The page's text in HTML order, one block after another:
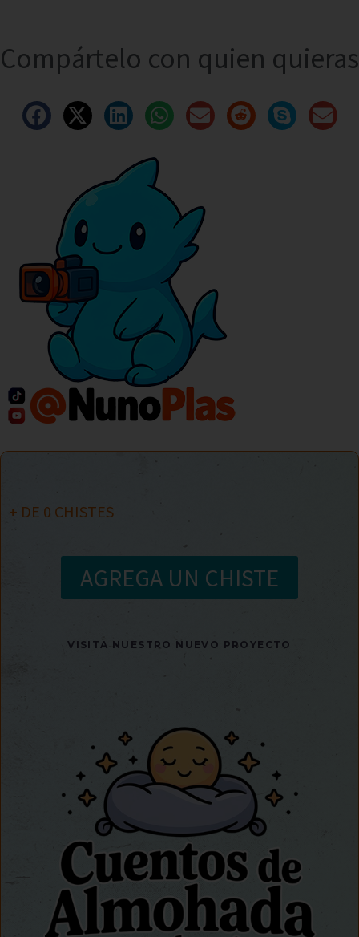
Compártelo con quien quieras
+ DE 0 CHISTES
AGREGA UN CHISTE
VISITA NUESTRO NUEVO PROYECTO